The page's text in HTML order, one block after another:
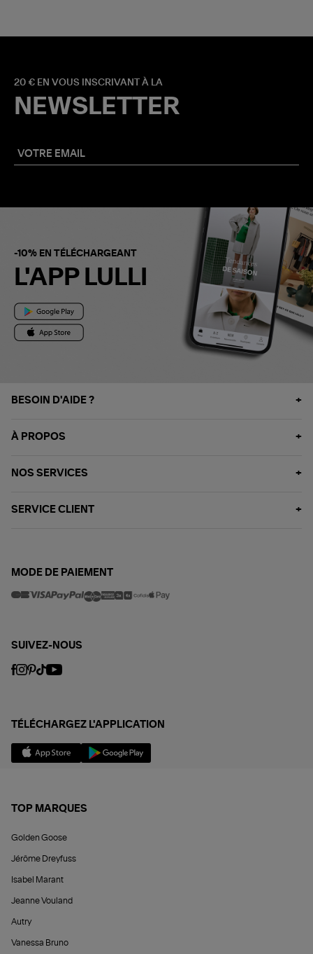
20 € EN VOUS INSCRIVANT À LA
NEWSLETTER
-10% EN TÉLÉCHARGEANT
L'APP LULLI
BESOIN D'AIDE ?
À PROPOS
NOS SERVICES
SERVICE CLIENT
MODE DE PAIEMENT
SUIVEZ-NOUS
TÉLÉCHARGEZ L'APPLICATION
TOP MARQUES
Golden Goose
Jérôme Dreyfuss
Isabel Marant
Jeanne Vouland
Autry
Vanessa Bruno